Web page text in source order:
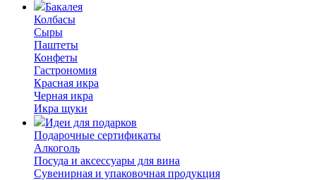
Бакалея
Колбасы
Сыры
Паштеты
Конфеты
Гастрономия
Красная икра
Черная икра
Икра щуки
Идеи для подарков
Подарочные сертификаты
Алкоголь
Посуда и аксессуары для вина
Сувенирная и упаковочная продукция